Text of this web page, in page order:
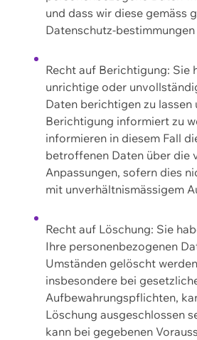
und dass wir diese gemäss
Datenschutz-
Recht auf Berichtigung: Sie
unrichtige oder
Daten berichtigen zu lassen
Berichtigung informiert zu
informieren in diesem Fall
betroffenen Daten über die
Anpassungen, sofern dies
mit unverhältnismässigem
Recht auf Löschung: Sie
Ihre personenbezogenen
Umständen gelöscht
insbesondere bei
Aufbewahrungspflichten,
Löschung ausgeschlossen
kann bei gegebenen